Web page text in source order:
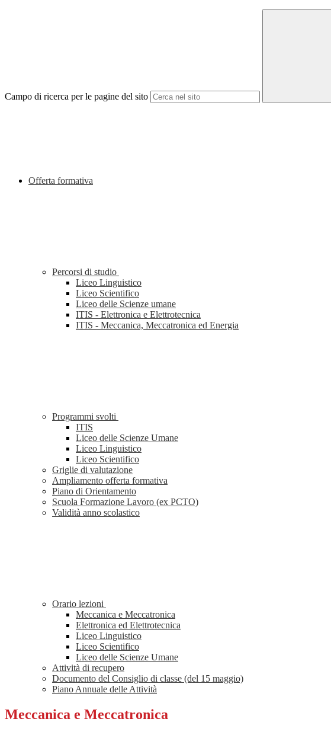
Campo di ricerca per le pagine del sito
Offerta formativa
Percorsi di studio
Liceo Linguistico
Liceo Scientifico
Liceo delle Scienze umane
ITIS - Elettronica e Elettrotecnica
ITIS - Meccanica, Meccatronica ed Energia
Programmi svolti
ITIS
Liceo delle Scienze Umane
Liceo Linguistico
Liceo Scientifico
Griglie di valutazione
Ampliamento offerta formativa
Piano di Orientamento
Scuola Formazione Lavoro (ex PCTO)
Validità anno scolastico
Orario lezioni
Meccanica e Meccatronica
Elettronica ed Elettrotecnica
Liceo Linguistico
Liceo Scientifico
Liceo delle Scienze Umane
Attività di recupero
Documento del Consiglio di classe (del 15 maggio)
Piano Annuale delle Attività
Meccanica e Meccatronica